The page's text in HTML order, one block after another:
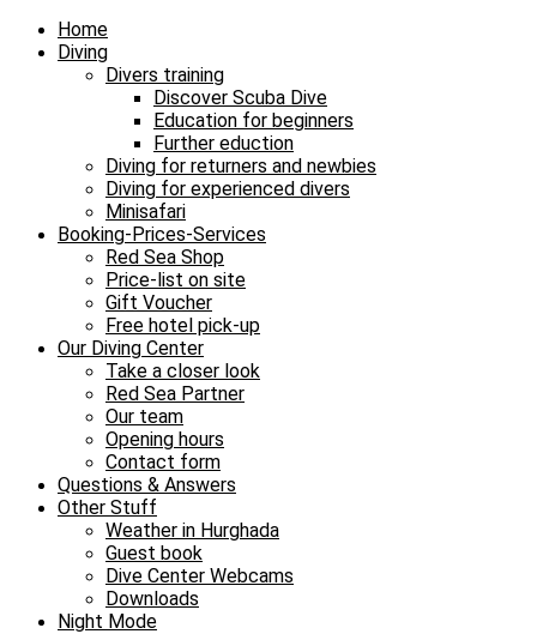
Home
Diving
Divers training
Discover Scuba Dive
Education for beginners
Further eduction
Diving for returners and newbies
Diving for experienced divers
Minisafari
Booking-Prices-Services
Red Sea Shop
Price-list on site
Gift Voucher
Free hotel pick-up
Our Diving Center
Take a closer look
Red Sea Partner
Our team
Opening hours
Contact form
Questions & Answers
Other Stuff
Weather in Hurghada
Guest book
Dive Center Webcams
Downloads
Night Mode